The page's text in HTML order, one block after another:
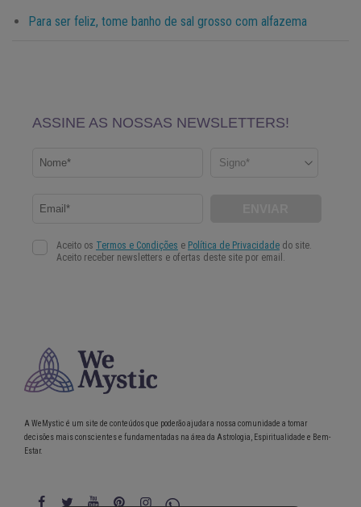
Para ser feliz, tome banho de sal grosso com alfazema
A WeMystic é um site de conteúdos que poderão ajudar a nossa comunidade a tomar
decisões mais conscientes e fundamentadas na área da Astrologia, Espiritualidade e Bem-
Estar.